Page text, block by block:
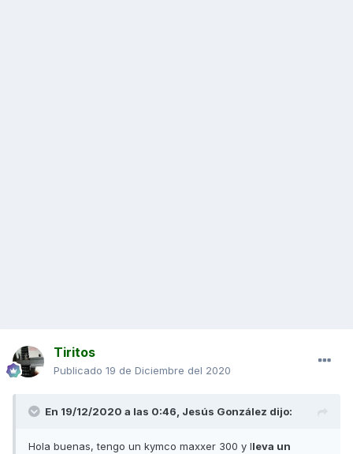
Tiritos
Publicado 19 de Diciembre del 2020
En 19/12/2020 a las 0:46, Jesús González dijo:
Hola buenas, tengo un kymco maxxer 300 y lleva un